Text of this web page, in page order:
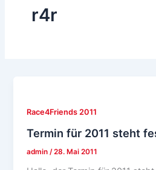
r4r
Race4Friends 2011
Termin für 2011 steht
admin /28. Mai 2011